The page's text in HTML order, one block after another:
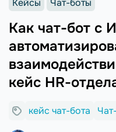
Кейсы Чат-боты
Как чат-бот с
кейс HR-
кейс чат-бота